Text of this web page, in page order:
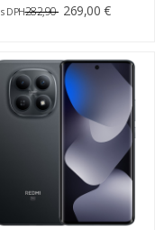
s DPH282,90 269,00 €